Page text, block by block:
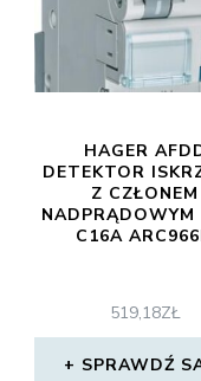
HAGER
DETEKTOR
Z CZŁONEM
NADPRĄDOWYM
C16A
519,18ZŁ
SPRAWDŹ